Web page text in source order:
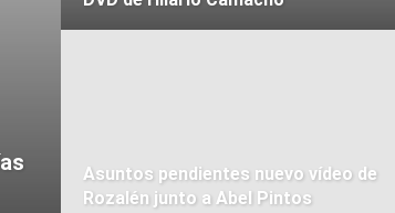
Asuntos pendientes nuevo vídeo de
Rozalén junto a Abel Pintos